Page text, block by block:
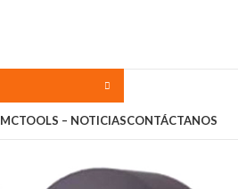
MCTOOLS – NOTICIASCONTÁCTANOS